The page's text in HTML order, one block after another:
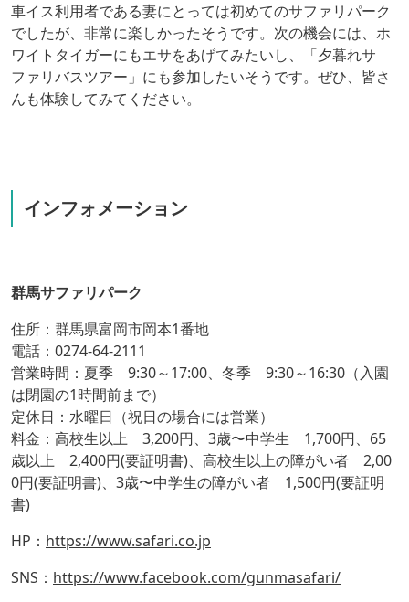
車イス利用者である妻にとっては初めてのサファリパーク
でしたが、非常に楽しかったそうです。次の機会には、ホ
ワイトタイガーにもエサをあげてみたいし、「夕暮れサ
ファリバスツアー」にも参加したいそうです。ぜひ、皆さ
んも体験してみてください。
インフォメーション
群馬サファリパーク
住所：群馬県富岡市岡本1番地
電話：0274-64-2111
営業時間：夏季 9:30～17:00、冬季 9:30～16:30（入園
は閉園の1時間前まで）
定休日：水曜日（祝日の場合には営業）
料金：高校生以上 3,200円、3歳〜中学生 1,700円、65
歳以上 2,400円(要証明書)、高校生以上の障がい者 2,00
0円(要証明書)、3歳〜中学生の障がい者 1,500円(要証明
書)
HP： https://www.safari.co.jp
SNS： https://www.facebook.com/gunmasafari/